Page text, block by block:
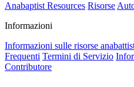
Anabaptist Resources Risorse
Informazioni
Informazioni sulle risorse
Frequenti Termini di Servizio
Contributore